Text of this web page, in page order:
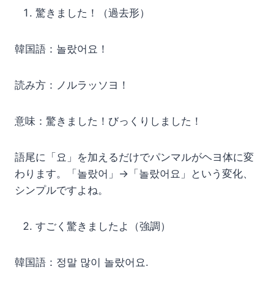
驚きました！（過去形）
韓国語：놀랐어요！
読み方：ノルラッソヨ！
意味：驚きました！びっくりしました！
語尾に「요」を加えるだけでパンマルがヘヨ体に変
わります。「놀랐어」→「놀랐어요」という変化、
シンプルですよね。
すごく驚きましたよ（強調）
韓国語：정말 많이 놀랐어요.